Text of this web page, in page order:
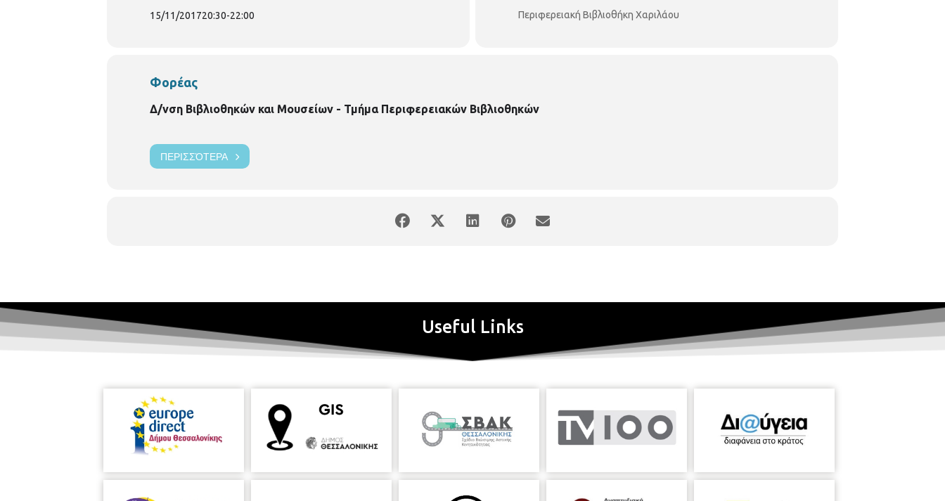
15/11/201720:30-22:00 Περιφερειακή Βιβλιοθήκη Χαριλάου
Φορέας
Δ/νση Βιβλιοθηκών και Μουσείων - Τμήμα Περιφερειακών Βιβλιοθηκών
ΠΕΡΙΣΣΌΤΕΡΑ
Useful Links